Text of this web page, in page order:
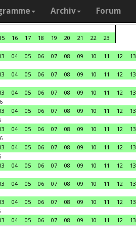
Archiv Forum
16 17 18 19 20 21 22
23
04 05 06 07 08 09 10 11 12 13
04 05 06 07 08 09 10 11 12 13
04 05 06 07 08 09 10 11 12 13
04 05 06 07 08 09 10 11 12 13
04 05 06 07 08 09 10 11 12 13
04 05 06 07 08 09 10 11 12 13
04 05 06 07 08 09 10 11 12 13
04 05 06 07 08 09 10 11 12 13
04 05 06 07 08 09 10 11 12 13
04 05 06 07 08 09 10 11 12 13